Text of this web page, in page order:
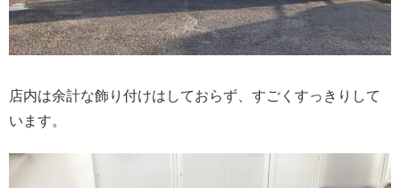
店内は余計な飾り付けはしておらず、すごくすっきりして
います。